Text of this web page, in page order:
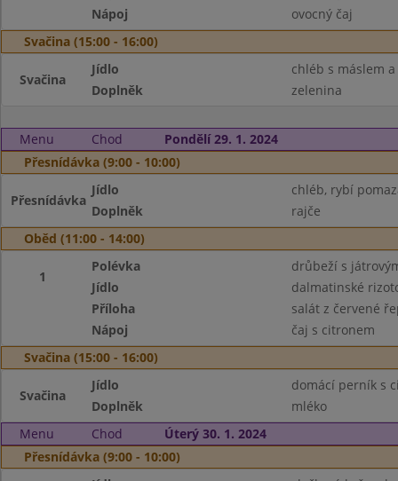
Nápoj
ovocný čaj
Svačina (15:00 - 16:00)
Svačina
Jídlo
chléb s máslem
Doplněk
zelenina
Menu Chod
Pondělí 29. 1. 2024
Přesnídávka (9:00 - 10:00)
Přesnídávka
Jídlo
chléb, rybí
Doplněk
rajče
Oběd (11:00 - 14:00)
1
Polévka
drůbeží s
Jídlo
dalmatinské
Příloha
salát z červené
Nápoj
čaj s citronem
Svačina (15:00 - 16:00)
Svačina
Jídlo
domácí perník s
Doplněk
mléko
Menu
Chod
Úterý 30. 1. 2024
Přesnídávka (9:00 - 10:00)